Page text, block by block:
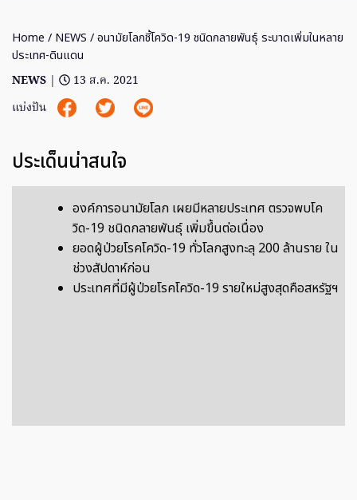
Home / NEWS / อนามัยโลกชี้โควิด-19 ชนิดกลายพันธุ์ ระบาดเพิ่มในหลาย
ประเทศ-ดินแดน
NEWS |
13 ส.ค. 2021
แบ่งปัน
ประเด็นน่าสนใจ
องค์การอนามัยโลก เผยมีหลายประเทศ ตรวจพบโค
วิด-19 ชนิดกลายพันธุ์ เพิ่มขึ้นต่อเนื่อง
ยอดผู้ป่วยโรคโควิด-19 ทั่วโลกสูงทะลุ 200 ล้านราย ใน
ช่วงสัปดาห์ก่อน
ประเทศที่มีผู้ป่วยโรคโควิด-19 รายใหม่สูงสุดคือสหรัฐฯ